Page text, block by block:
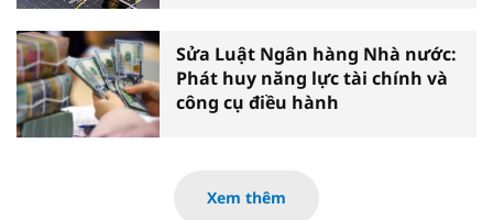
Sửa Luật Ngân hàng Nhà nước:
Phát huy năng lực tài chính và
công cụ điều hành
Xem thêm